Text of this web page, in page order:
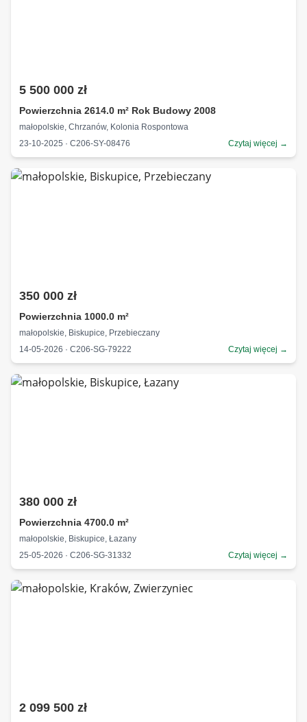
5 500 000 zł
Powierzchnia 2614.0 m² Rok Budowy 2008
małopolskie, Chrzanów, Kolonia Rospontowa
23-10-2025 · C206-SY-08476
Czytaj więcej →
350 000 zł
Powierzchnia 1000.0 m²
małopolskie, Biskupice, Przebieczany
14-05-2026 · C206-SG-79222
Czytaj więcej →
380 000 zł
Powierzchnia 4700.0 m²
małopolskie, Biskupice, Łazany
25-05-2026 · C206-SG-31332
Czytaj więcej →
2 099 500 zł